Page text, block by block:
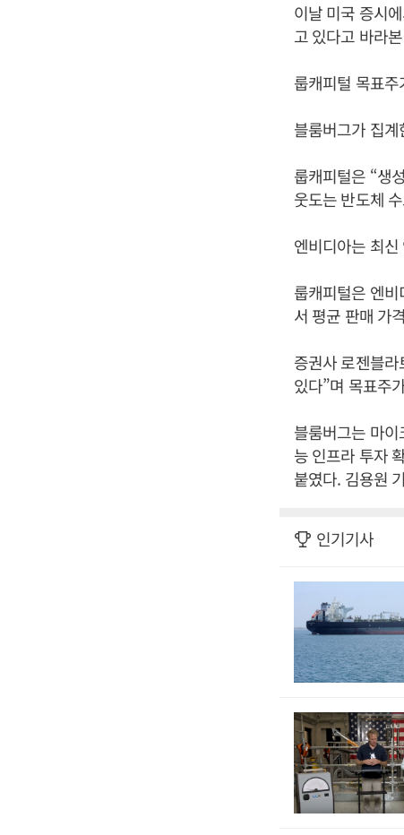
이날 미국 증시
고 있다고 바라
룹캐피털 목표
블룸버그가 집
룹캐피털은 “생
웃도는 반도체
엔비디아는 최신
룹캐피털은 엔
서 평균 판매 가
증권사 로젠블
있다”며 목표주
블룸버그는 마
능 인프라 투자
붙였다. 김용원
인기기사